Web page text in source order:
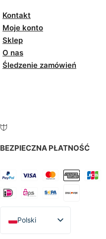
Kontakt
Moje konto
Sklep
O nas
Śledzenie zamówień
BEZPIECZNA PŁATNOŚĆ
Polski
English